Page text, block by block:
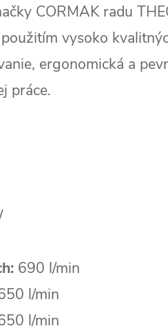
CORMAK radu
vysoko
ergonomická a
práce.
690 l/min
l/min
l/min